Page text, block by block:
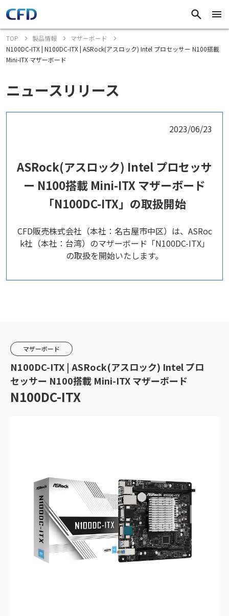
TOP 製品情報
マザーボード
N100DC-ITX | N100DC-ITX | ASRock(アスロック) Intel プロセッサー N100搭載
Mini-ITX マザーボード
ニュースリリース
2023/06/23
ASRock(アスロック) Intel プロセッサ
ー N100搭載 Mini-ITX マザーボード
「N100DC-ITX」の取扱開始
CFD販売株式会社（本社：名古屋市中区）は、ASRoc
k社（本社：台湾）のマザーボード「N100DC-ITX」
の取扱を開始いたします。
マザーボード
N100DC-ITX | ASRock(アスロック) Intel プロ
セッサー N100搭載 Mini-ITX マザーボード
N100DC-ITX